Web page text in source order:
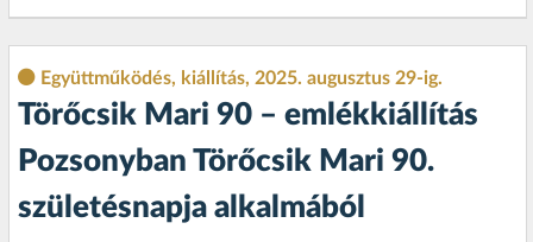
Együttműködés, kiállítás, 2025. augusztus 29-ig.
Törőcsik Mari 90 – emlékkiállítás
Pozsonyban Törőcsik Mari 90.
születésnapja alkalmából